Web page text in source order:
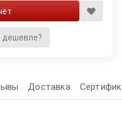
дешевле?
Доставка